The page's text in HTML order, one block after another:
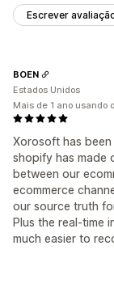
Escrever
Xorosoft has
shopify has made
between our
ecommerce
our source truth
Plus the real-time
much easier to
BOEN
Estados Unidos
Mais de 1 ano usando